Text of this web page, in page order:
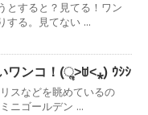
とすると？見てる！ワン
する。見てない ...
ワンコ！(ૢ˃ꌂ˂⁎) ｳｼｼ
スなどを眺めているの
ニゴールデン ...